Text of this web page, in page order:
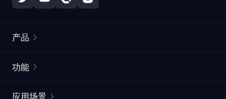
产品
静态住宅代理
功能
应用场景